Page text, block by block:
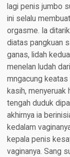
lagi penis jumbo
ini selalu
orgasme. Ia
diatas pangkuan
ganas, lidah
menelan ludah
mngacung keatas
kasih, menyeruak
tengah duduk
akhirnya ia
kedalam
kepala penis
vaginanya. Sang